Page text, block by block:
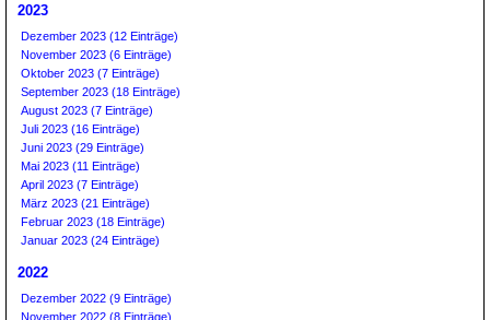
2023
Dezember 2023 (12 Einträge)
November 2023 (6 Einträge)
Oktober 2023 (7 Einträge)
September 2023 (18 Einträge)
August 2023 (7 Einträge)
Juli 2023 (16 Einträge)
Juni 2023 (29 Einträge)
Mai 2023 (11 Einträge)
April 2023 (7 Einträge)
März 2023 (21 Einträge)
Februar 2023 (18 Einträge)
Januar 2023 (24 Einträge)
2022
Dezember 2022 (9 Einträge)
November 2022 (8 Einträge)